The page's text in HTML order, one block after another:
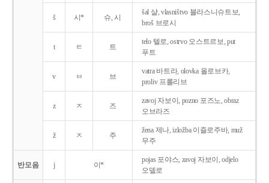
š 시* 슈, 시
šal 샬, vlasništvo 블라스니슈트보,
broš 브로시
t ㅌ 트
telo 텔로, ostrvo 오스트르보, put
푸트
v ㅂ 브
vatra 바트라, olovka 올로브카,
proliv 프롤리브
z ㅈ 즈
zavoj 자보이, pozno 포즈노, obraz
오브라즈
ž ㅈ 주
žena 제나, izložba 이즐로주바, muž
무주
반모음 j 이*
pojas 포야스, zavoj 자보이, odjelo
오델로